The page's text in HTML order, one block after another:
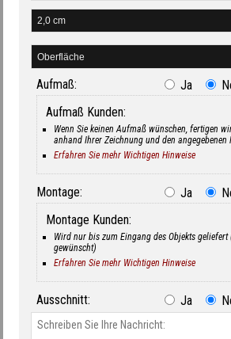
Aufmaß: Ja
Aufmaß Kunden:
Wenn Sie keinen Aufmaß wünschen, fertigen
anhand Ihrer Zeichnung und den angegebenen
Erfahren Sie mehr Wichtigen Hinweise
Montage: Ja
Montage Kunden:
Wird nur bis zum Eingang des Objekts
gewünscht)
Erfahren Sie mehr Wichtigen Hinweise
Ausschnitt: Ja